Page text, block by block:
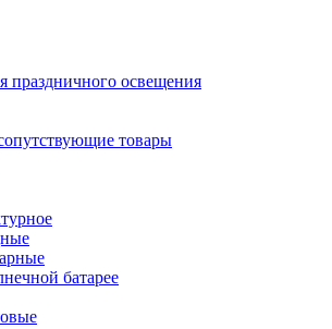
праздничного освещения
товары
батарее